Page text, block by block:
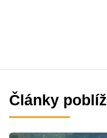
Články poblíž